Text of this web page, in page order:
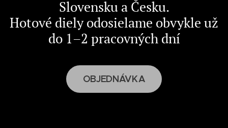
Slovensku a Česku.
Hotové diely odosielame obvykle už
do 1–2 pracovných dní
OBJEDNÁVKA